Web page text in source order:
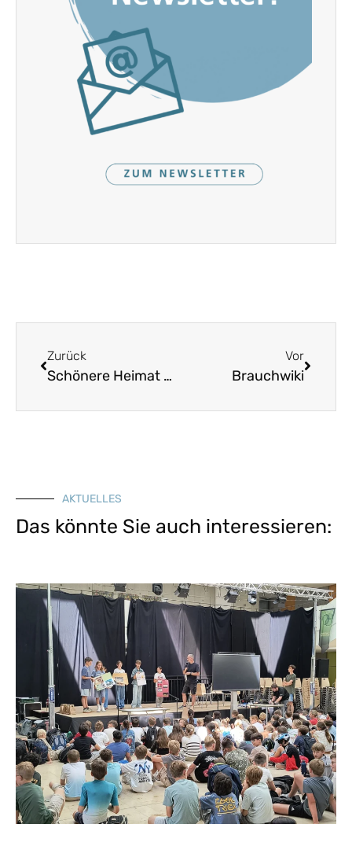
Zurück
Schönere Heimat 2019, Heft 4
Vor
Brauchwiki
AKTUELLES
Das könnte Sie auch interessieren: